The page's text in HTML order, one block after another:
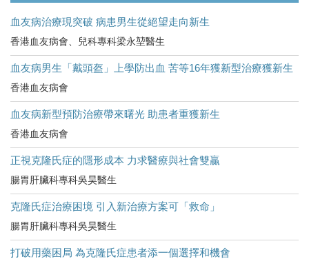
血友病治療現突破 病患男生從絕望走向新生
香港血友病會、兒科專科梁永堃醫生
血友病男生「戴頭盔」上學防出血 苦等16年獲新型治療獲新生
香港血友病會
血友病新型預防治療帶來曙光 助患者重獲新生
香港血友病會
正視克隆氏症的隱形成本 力求醫療與社會雙贏
腸胃肝臟科專科吳昊醫生
克隆氏症治療困境 引入新治療方案可「救命」
腸胃肝臟科專科吳昊醫生
打破用藥困局 為克隆氏症患者添一個選擇和機會